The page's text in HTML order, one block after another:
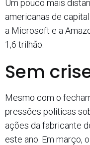
Um pouco mais
americanas de
a Microsoft e a
1,6 trilhão.
Sem
Mesmo com o
pressões políticas
ações da fabricante
este ano. Em março,